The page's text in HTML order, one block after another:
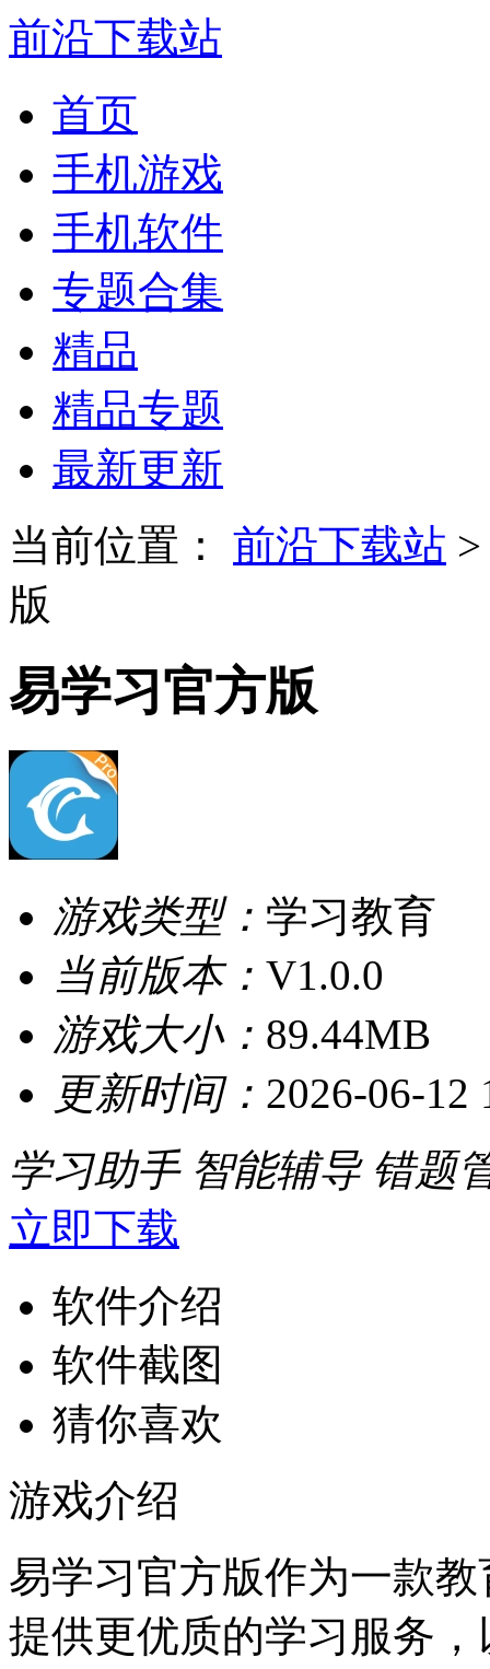
前沿下载站
首页
手机游戏
手机软件
专题合集
精品
精品专题
最新更新
当前位置：
前沿下载站
版
易学习官方版
游戏类型： 学习教育
当前版本： V1.0.0
游戏大小： 89.44MB
更新时间： 2026-06-12
学习助手 智能辅导 错题
立即下载
软件介绍
软件截图
猜你喜欢
游戏介绍
易学习官方版作为一款
提供更优质的学习服务